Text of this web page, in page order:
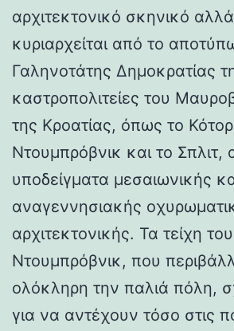
αρχιτεκτονικό σκηνικό
κυριαρχείται από το
Γαληνοτάτης Δημοκρατίας
καστροπολιτείες του
της Κροατίας, όπως το
Ντουμπρόβνικ και το Σπλιτ,
υποδείγματα μεσαιωνικής
αναγεννησιακής
αρχιτεκτονικής. Τα τείχη του
Ντουμπρόβνικ, που
ολόκληρη την παλιά πόλη,
για να αντέχουν τόσο στις